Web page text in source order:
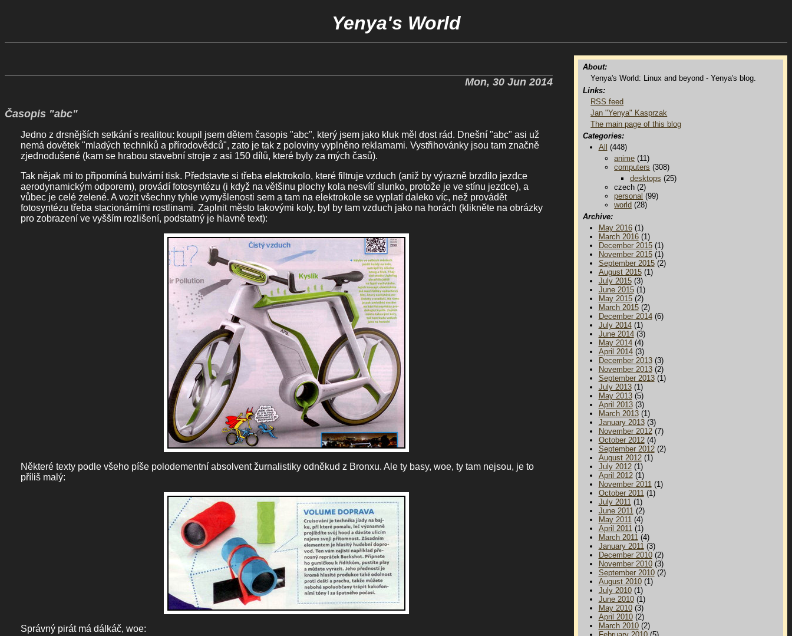
Yenya's World
Mon, 30 Jun 2014
Časopis "abc"
Jedno z drsnějších setkání s realitou: koupil jsem dětem časopis "abc", který jsem jako kluk měl dost rád. Dnešní "abc" asi už
nemá dovětek "mladých techniků a přírodovědců", zato je tak z poloviny vyplněno reklamami. Vystřihovánky jsou tam značně
zjednodušené (kam se hrabou stavební stroje z asi 150 dílů, které byly za mých časů).
Tak nějak mi to připomíná bulvární tisk. Představte si třeba elektrokolo, které filtruje vzduch (aniž by výrazně brzdilo jezdce
aerodynamickým odporem), provádí fotosyntézu (i když na většinu plochy kola nesvítí slunko, protože je ve stínu jezdce), a
vůbec je celé zelené. A vozit všechny tyhle vymyšlenosti sem a tam na elektrokole se vyplatí daleko víc, než provádět
fotosyntézu třeba stacionárními rostlinami. Zaplnit město takovými koly, byl by tam vzduch jako na horách (klikněte na obrázky
pro zobrazení ve vyšším rozlišení, podstatný je hlavně text):
Některé texty podle všeho píše polodementní absolvent žurnalistiky odněkud z Bronxu. Ale ty basy, woe, ty tam nejsou, je to
příliš malý:
Správný pirát má dálkáč, woe:
About:
Yenya's World: Linux and beyond - Yenya's blog.
Links:
RSS feed
Jan "Yenya" Kasprzak
The main page of this blog
Categories:
All
(448)
anime (11)
computers (308)
desktops (25)
czech (2)
personal (99)
world (28)
Archive:
May 2016(1)
March 2016(1)
December 2015(1)
November 2015(1)
September 2015(2)
August 2015(1)
July 2015(3)
June 2015(1)
May 2015(2)
March 2015(2)
December 2014(6)
July 2014(1)
June 2014(3)
May 2014(4)
April 2014(3)
December 2013(3)
November 2013(2)
September 2013(1)
July 2013(1)
May 2013(5)
April 2013(3)
March 2013(1)
January 2013(3)
November 2012(7)
October 2012(4)
September 2012(2)
August 2012(1)
July 2012(1)
April 2012(1)
November 2011(1)
October 2011(1)
July 2011(1)
June 2011(2)
May 2011(4)
April 2011(1)
March 2011(4)
January 2011(3)
December 2010(2)
November 2010(3)
September 2010(2)
August 2010(1)
July 2010(1)
June 2010(1)
May 2010(3)
April 2010(2)
March 2010(2)